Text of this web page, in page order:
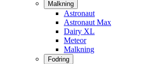
Malkning
Astronaut
Astronaut Max
Dairy XL
Meteor
Malkning
Fodring